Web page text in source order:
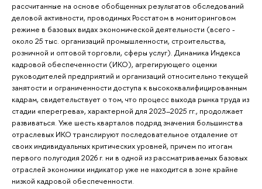
рассчитанные на основе обобщенных результатов обследований
деловой активности, проводимых Росстатом в мониторинговом
режиме в базовых видах экономической деятельности (всего -
около 25 тыс. организаций промышленности, строительства,
розничной и оптовой торговли, сферы услуг). Динамика Индекса
кадровой обеспеченности (ИКО), агрегирующего оценки
руководителей предприятий и организаций относительно текущей
занятости и ограниченности доступа к высококвалифицированным
кадрам, свидетельствует о том, что процесс выхода рынка труда из
стадии «перегрева», характерной для 2023–2025 гг., продолжает
развиваться. Уже шесть кварталов подряд значения большинства
отраслевых ИКО транслируют последовательное отдаление от
своих индивидуальных критических уровней, причем по итогам
первого полугодия 2026 г. ни в одной из рассматриваемых базовых
отраслей экономики индикатор уже не находится в зоне крайне
низкой кадровой обеспеченности.